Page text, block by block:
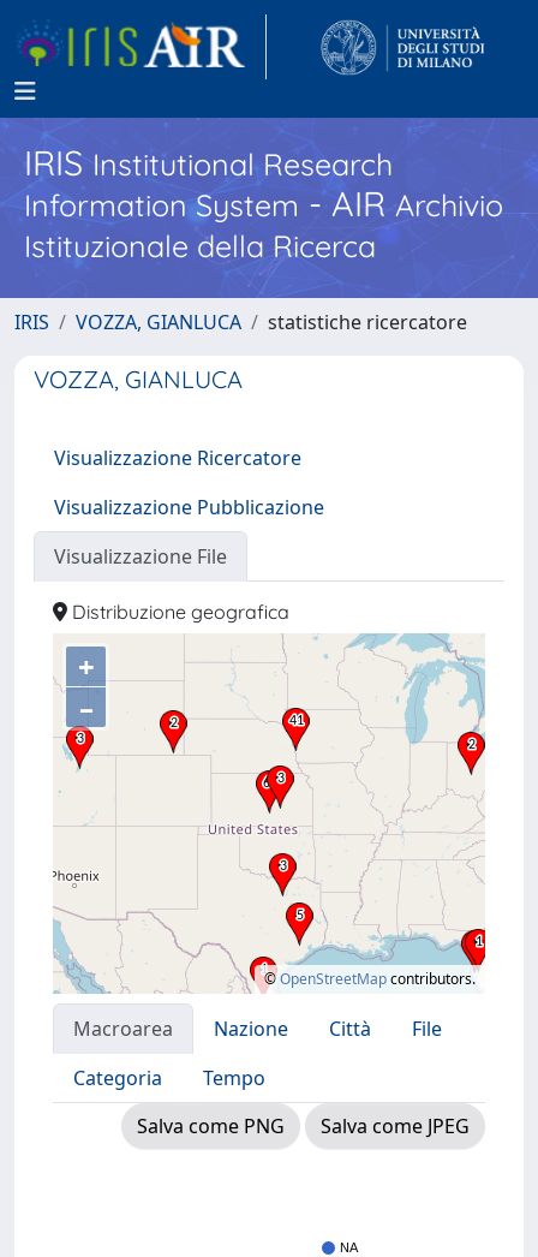
IRISInstitutional Research
Information System - AIR Archivio
Istituzionale della Ricerca
IRIS VOZZA, GIANLUCA statistiche ricercatore
VOZZA, GIANLUCA
Visualizzazione Ricercatore
Visualizzazione Pubblicazione
Visualizzazione File
Distribuzione geografica
+
–
©OpenStreetMapcontributors.
Macroarea Nazione Città
File
Categoria
Tempo
Salva come PNG
Salva come JPEG
NA